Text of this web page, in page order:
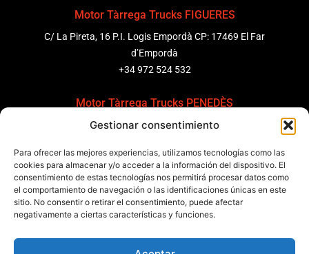
Gestionar consentimiento
Para ofrecer las mejores experiencias, utilizamos tecnologías como las
cookies para almacenar y/o acceder a la información del dispositivo. El
consentimiento de estas tecnologías nos permitirá procesar datos como
el comportamiento de navegación o las identificaciones únicas en este
sitio. No consentir o retirar el consentimiento, puede afectar
negativamente a ciertas características y funciones.
Motor Tàrrega Trucks FIGUERES
C/ La Pireta, 16 P.I. Logis Empordà CP: 17469 El Far
d’Empordà
+34 972 524 532
Motor Tàrrega Trucks PENEDÈS
C/ Ponent 8, Pol. Ind. Sant Pere Molanta, CP: 08799
+34 931 69 11 91
Motor Tàrrega Trucks BARCELONA
Zona Franca, Carrer E, s/n 08040 Barcelona, España